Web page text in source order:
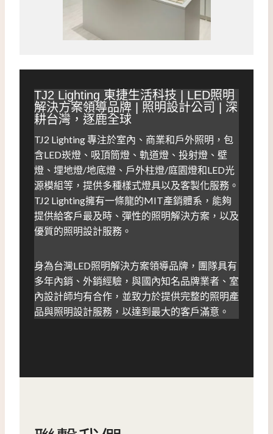
TJ2 Lighting 東捷生活科技 | LED照明
解決方案領導品牌 | 照明設計公司 | 深
耕台灣，逐鹿全球
TJ2 Lighting 專注於室內、商業和戶外照明，包
含LED崁燈、吸頂筒燈、軌道燈、投射燈、壁
燈、埋地燈/地底燈、戶外柱燈/庭園燈和LED光
源模組等，提供多種樣式燈具以及客製化服務。
TJ2 Lighting擁有一條龍的MIT產銷體系，能夠
提供給客戶最及時、彈性的照明解決方案，以及
優質的照明設計服務。
身為台灣LED照明解決方案領導品牌，團隊具有
多年內銷、外銷經驗，與國內知名品牌業者、室
內設計師均有合作，並致力於提供完整的照明產
品與照明設計服務，以達到最大的客戶滿意。